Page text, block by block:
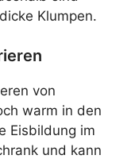
Klumpen.
von
warm in den
Eisbildung im
und kann